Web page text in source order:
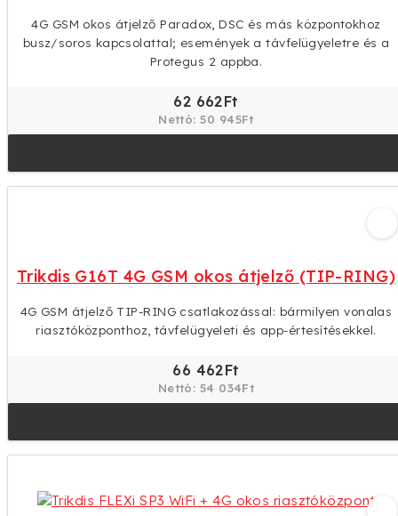
4G GSM okos átjelző Paradox, DSC és más központokhoz
busz/soros kapcsolattal; események a távfelügyeletre és a
Protegus 2 appba.
62 662Ft
Nettó: 50 945Ft
Trikdis G16T 4G GSM okos átjelző (TIP-RING)
4G GSM átjelző TIP-RING csatlakozással: bármilyen vonalas
riasztóközponthoz, távfelügyeleti és app-értesítésekkel.